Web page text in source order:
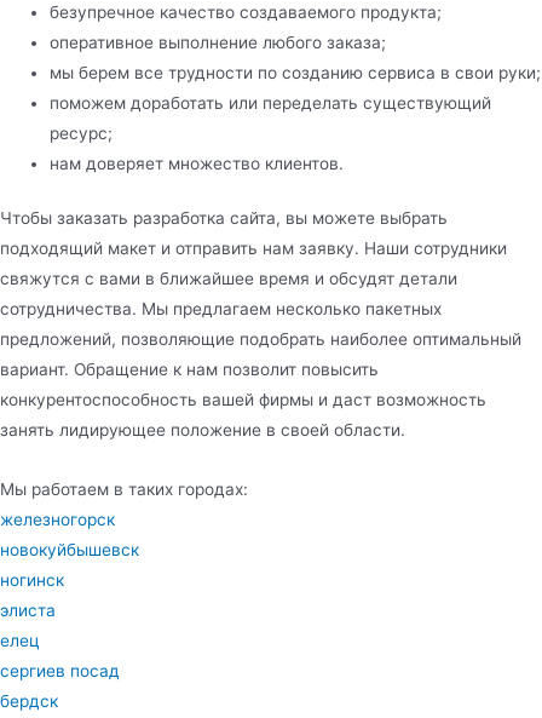
безупречное качество создаваемого продукта;
оперативное выполнение любого заказа;
мы берем все трудности по созданию сервиса в свои руки;
поможем доработать или переделать существующий
ресурс;
нам доверяет множество клиентов.
Чтобы заказать разработка сайта, вы можете выбрать
подходящий макет и отправить нам заявку. Наши сотрудники
свяжутся с вами в ближайшее время и обсудят детали
сотрудничества. Мы предлагаем несколько пакетных
предложений, позволяющие подобрать наиболее оптимальный
вариант. Обращение к нам позволит повысить
конкурентоспособность вашей фирмы и даст возможность
занять лидирующее положение в своей области.
Мы работаем в таких городах:
железногорск
новокуйбышевск
ногинск
элиста
елец
сергиев посад
бердск